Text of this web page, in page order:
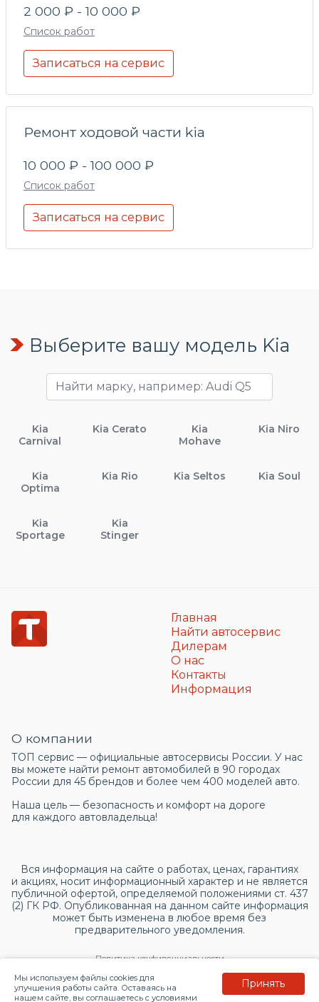
2 000 ₽ - 10 000 ₽
Список работ
Записаться на сервис
Ремонт ходовой части kia
10 000 ₽ - 100 000 ₽
Список работ
Записаться на сервис
Выберите вашу модель Kia
Kia
Carnival
Kia Cerato
Kia
Mohave
Kia Niro
Kia
Optima
Kia Rio Kia Seltos Kia Soul
Kia
Sportage
Kia
Stinger
Главная
Найти автосервис
Дилерам
О нас
Контакты
Информация
О компании
ТОП сервис — официальные автосервисы России. У нас
вы можете найти ремонт автомобилей в 90 городах
России для 45 брендов и более чем 400 моделей авто.
Наша цель — безопасность и комфорт на дороге
для каждого автовладельца!
Вся информация на сайте о работах, ценах, гарантиях
и акциях, носит информационный характер и не является
публичной офертой, определяемой положениями ст. 437
(2) ГК РФ. Опубликованная на данном сайте информация
может быть изменена в любое время без
предварительного уведомления.
Политика конфиденциальности
Согласие на обработку персональных данных
Мы используем файлы cookies для
улучшения работы сайта. Оставаясь на
нашем сайте, вы соглашаетесь с условиями
Принять